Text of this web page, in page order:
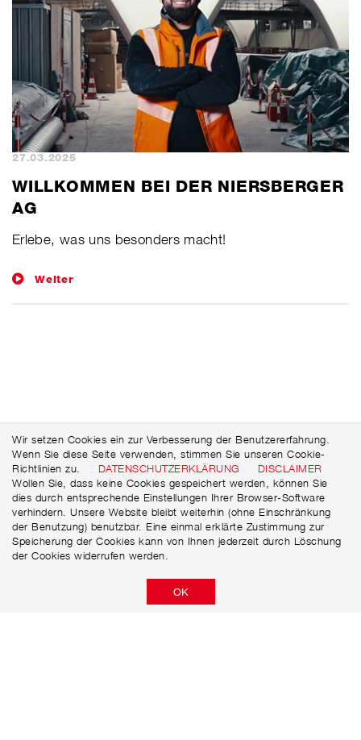
27.03.2025
​WILLKOMMEN BEI DER NIERSBERGER
AG
Erlebe, was uns besonders macht!
Weiter
Wir setzen Cookies ein zur Verbesserung der Benutzererfahrung.
Wenn Sie diese Seite verwenden, stimmen Sie unseren Cookie-
Richtlinien zu.
DATENSCHUTZERKLÄRUNG
DISCLAIMER
Wollen Sie, dass keine Cookies gespeichert werden, können Sie
dies durch entsprechende Einstellungen Ihrer Browser-Software
verhindern. Unsere Website bleibt weiterhin (ohne Einschränkung
der Benutzung) benutzbar. Eine einmal erklärte Zustimmung zur
Speicherung der Cookies kann von Ihnen jederzeit durch Löschung
der Cookies widerrufen werden.
OK